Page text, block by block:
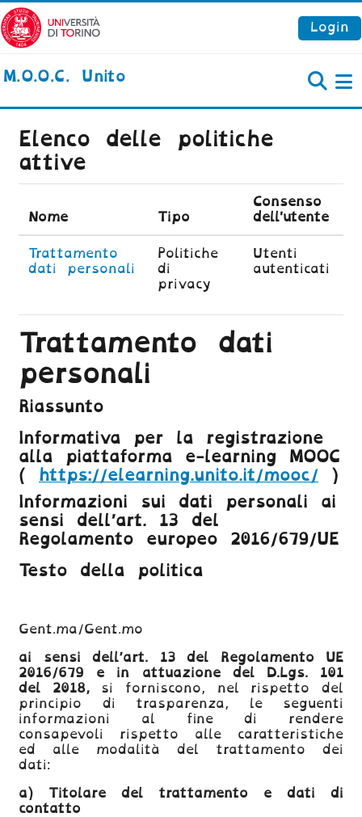
Vai al contenuto principale
Login
M.O.O.C. Unito
Elenco delle politiche
attive
Nome Tipo
Consenso
dell'utente
Trattamento
dati personali
Politiche
di
privacy
Utenti
autenticati
Trattamento dati
personali
Riassunto
Informativa per la registrazione
alla piattaforma e-learning MOOC
( https://elearning.unito.it/mooc/ )
Informazioni sui dati personali ai
sensi dell’art. 13 del
Regolamento europeo 2016/679/UE
Testo della politica
Gent.ma/Gent.mo
ai sensi dell’art. 13 del Regolamento UE
2016/679 e in attuazione del D.Lgs. 101
del 2018,si forniscono, nel rispetto del
principio di trasparenza, le seguenti
informazioni al fine di rendere
consapevoli rispetto alle caratteristiche
ed alle modalità del trattamento dei
dati:
a) Titolare del trattamento e dati di
contatto